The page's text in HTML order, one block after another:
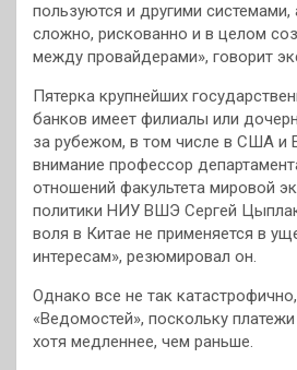
пользуются и другими системами,
сложно, рискованно и в целом
между провайдерами», говорит
Пятерка крупнейших
банков имеет филиалы или
за рубежом, в том числе в США и
внимание профессор
отношений факультета мировой
политики НИУ ВШЭ Сергей
воля в Китае не применяется в
интересам», резюмировал он.
Однако все не так
«Ведомостей», поскольку
хотя медленнее, чем раньше.